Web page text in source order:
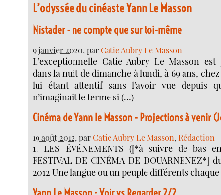
L’odyssée du cinéaste Yann Le Masson
Nistader - ne compte que sur toi-même
9 janvier 2020, par Catie Aubry Le Masson
L’exceptionnelle Catie Aubry Le Masson
dans la nuit de dimanche à lundi, à 69 ans,
lui étant attentif sans l’avoir vue depuis
n’imaginait le terme si (…)
Cinéma de Yann le Masson - Projections à venir
19 août 2012, par Catie Aubry Le Masson,Rédaction
1. LES ÉVÉNEMENTS ([*à suivre de bas
FESTIVAL DE CINÉMA DE DOUARNENEZ*]
2012 Une langue ou un peuple différents